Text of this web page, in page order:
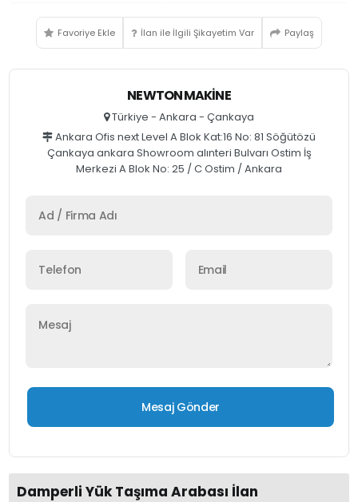
Favoriye Ekle İlan ile İlgili Şikayetim Var Paylaş
NEWTON MAKINE
Türkiye - Ankara - Çankaya
Ankara Ofis next Level A Blok Kat:16 No: 81 Söğütözü
Çankaya ankara Showroom alınteri Bulvarı Ostim İş
Merkezi A Blok No: 25 / C Ostim / Ankara
Damperli Yük Taşıma Arabası İlan